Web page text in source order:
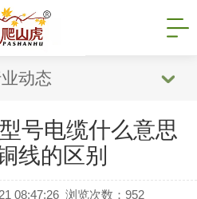
动态
号电缆什么意思
线的区别
08:47:26 浏览次数：952